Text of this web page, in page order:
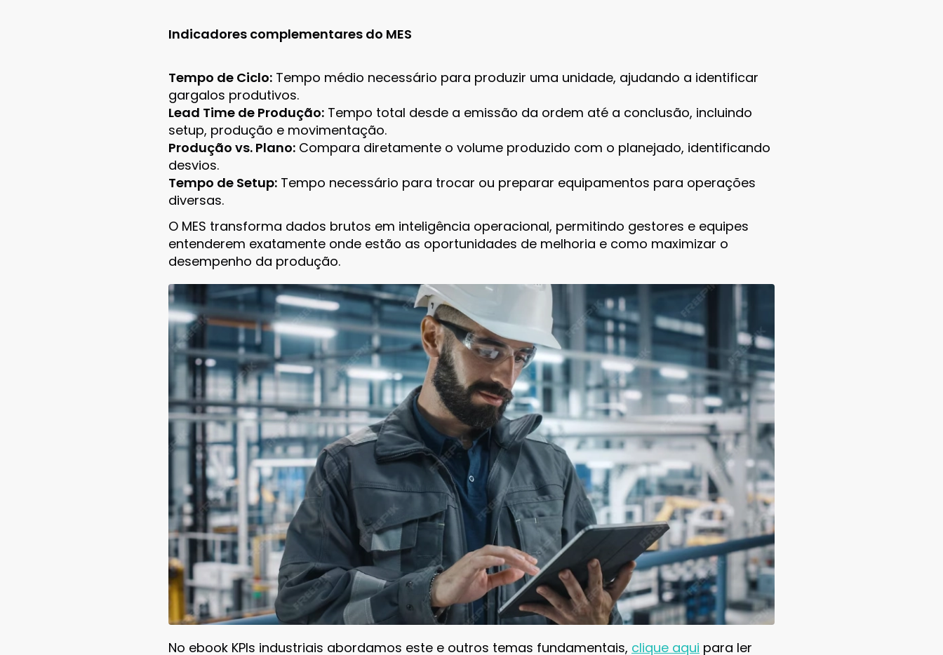
Indicadores complementares do MES
Tempo de Ciclo: Tempo médio necessário para produzir uma unidade, ajudando a identificar
gargalos produtivos.
Lead Time de Produção: Tempo total desde a emissão da ordem até a conclusão, incluindo
setup, produção e movimentação.
Produção vs. Plano: Compara diretamente o volume produzido com o planejado, identificando
desvios.
Tempo de Setup: Tempo necessário para trocar ou preparar equipamentos para operações
diversas.
O MES transforma dados brutos em inteligência operacional, permitindo gestores e equipes
entenderem exatamente onde estão as oportunidades de melhoria e como maximizar o
desempenho da produção.
No ebook KPIs industriais abordamos este e outros temas fundamentais, clique aqui para ler